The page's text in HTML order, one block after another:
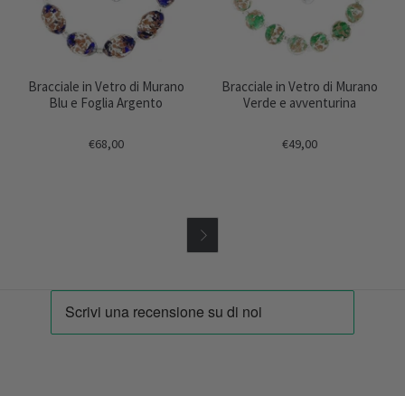
Bracciale in Vetro di Murano
Blu e Foglia Argento
€68,00
Bracciale in Vetro di Murano
Verde e avventurina
€49,00
